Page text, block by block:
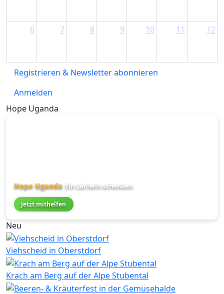
6 7 8 9 10 11 12
Registrieren & Newsletter abonnieren
Anmelden
Hope Uganda
Hope Uganda Ein Lächeln schenken
Jetzt mithelfen
Neu
Viehscheid in Oberstdorf
Krach am Berg auf der Alpe Stubental